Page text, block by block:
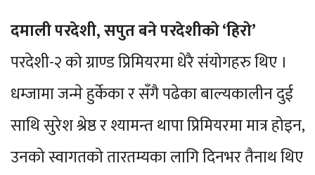
दमाली परदेशी, सपुत बने परदेशीको ‘हिरो’
परदेशी-२ को ग्राण्ड प्रिमियरमा धेरै संयोगहरु थिए ।
धम्जामा जन्मे हुर्केका र सँगै पढेका बाल्यकालीन दुई
साथि सुरेश श्रेष्ठ र श्यामन्त थापा प्रिमियरमा मात्र होइन,
उनको स्वागतको तारतम्यका लागि दिनभर तैनाथ थिए